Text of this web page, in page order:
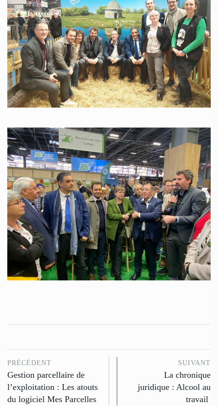
PRÉCÉDENT
Gestion parcellaire de
l’exploitation : Les atouts
du logiciel Mes Parcelles
SUIVANT
La chronique
juridique : Alcool au
travail